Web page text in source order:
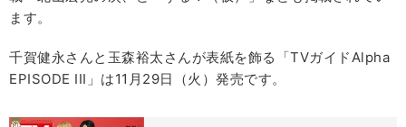
ます。
千賀健永さんと玉森裕太さんが表紙を飾る「TVガイドAlpha
EPISODE III」は11月29日（火）発売です。